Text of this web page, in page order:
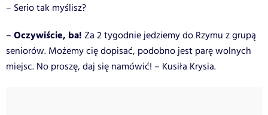
– Serio tak myślisz?
– Oczywiście, ba! Za 2 tygodnie jedziemy do Rzymu z grupą
seniorów. Możemy cię dopisać, podobno jest parę wolnych
miejsc. No proszę, daj się namówić! – Kusiła Krysia.